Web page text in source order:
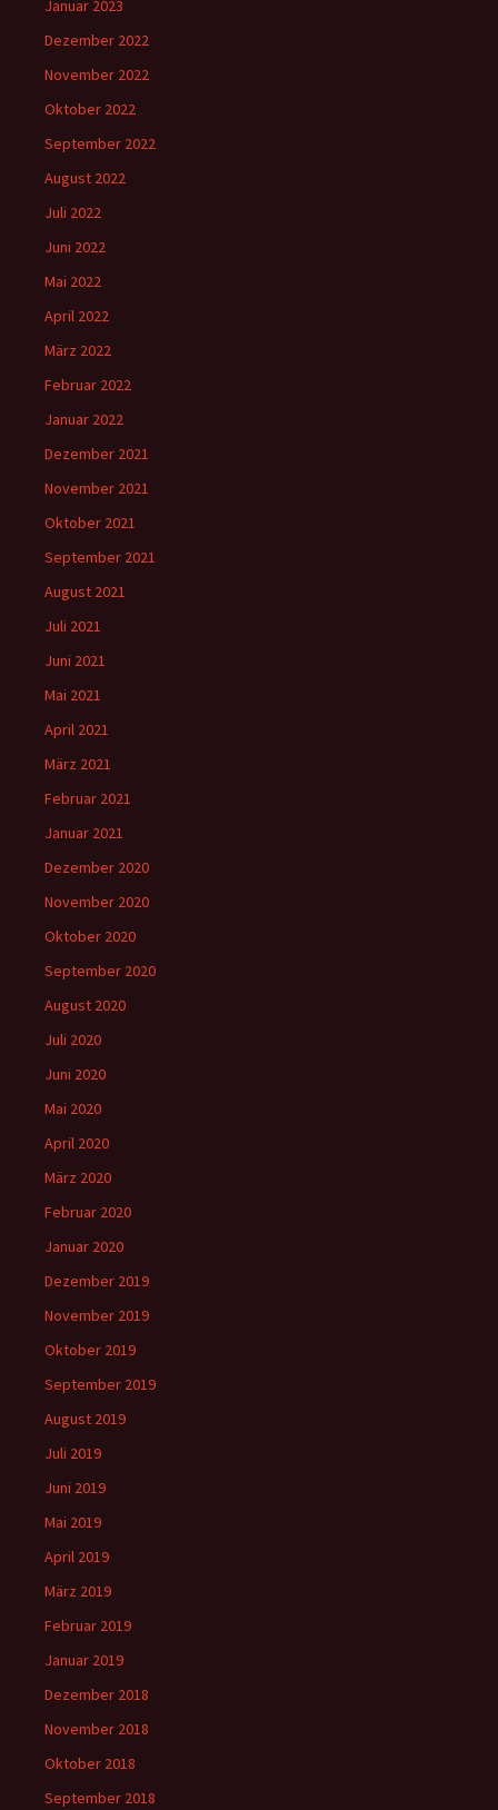
Januar 2023
Dezember 2022
November 2022
Oktober 2022
September 2022
August 2022
Juli 2022
Juni 2022
Mai 2022
April 2022
März 2022
Februar 2022
Januar 2022
Dezember 2021
November 2021
Oktober 2021
September 2021
August 2021
Juli 2021
Juni 2021
Mai 2021
April 2021
März 2021
Februar 2021
Januar 2021
Dezember 2020
November 2020
Oktober 2020
September 2020
August 2020
Juli 2020
Juni 2020
Mai 2020
April 2020
März 2020
Februar 2020
Januar 2020
Dezember 2019
November 2019
Oktober 2019
September 2019
August 2019
Juli 2019
Juni 2019
Mai 2019
April 2019
März 2019
Februar 2019
Januar 2019
Dezember 2018
November 2018
Oktober 2018
September 2018